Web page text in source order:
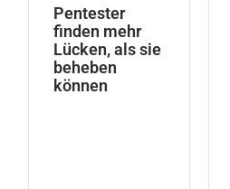
Pentester
finden mehr
Lücken, als sie
beheben
können